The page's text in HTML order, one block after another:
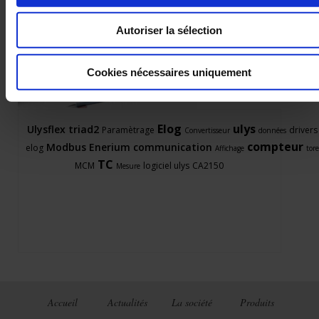
Autoriser la sélection
Cookies nécessaires uniquement
Ulysflex triad2 Paramètrage Elog Convertisseur ulys données drivers
elog Modbus Enerium communication Affichage compteur tore
MCM TC Mesure logiciel ulys CA2150
Accueil Actualités La société Produits